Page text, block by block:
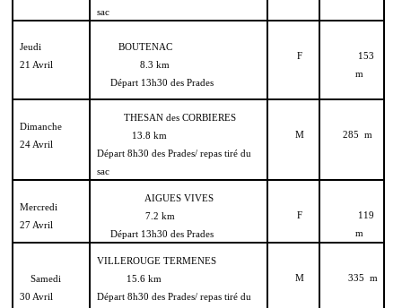
sac
Jeudi
21 Avril
BOUTENAC
8.3 km
Départ 13h30 des Prades
F
153
m
Dimanche
24 Avril
THESAN des CORBIERES
13.8 km
Départ 8h30 des Prades/ repas tiré du
sac
M 285 m
Mercredi
27 Avril
AIGUES VIVES
7.2 km
Départ 13h30 des Prades
F
119
m
Samedi
30 Avril
VILLEROUGE TERMENES
15.6 km
Départ 8h30 des Prades/ repas tiré du
M 335 m